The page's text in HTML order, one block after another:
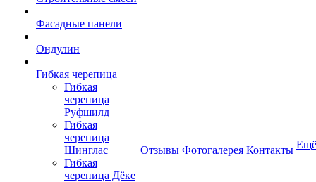
Фасадные панели
Ондулин
Гибкая черепица
Гибкая
черепица
Руфшилд
Гибкая
черепица
Шинглас
Гибкая
черепица Дёке
Отзывы Фотогалерея Контакты Ещё